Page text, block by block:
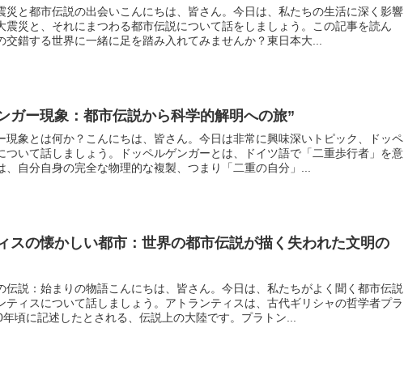
災と都市伝説の出会いこんにちは、皆さん。今日は、私たちの生活に深く影響
震災と、それにまつわる都市伝説について話をしましょう。この記事を読ん
交錯する世界に一緒に足を踏み入れてみませんか？東日本大...
ガー現象：都市伝説から科学的解明への旅”
現象とは何か？こんにちは、皆さん。今日は非常に興味深いトピック、ドッペ
ついて話しましょう。ドッペルゲンガーとは、ドイツ語で「二重歩行者」を意
、自分自身の完全な物理的な複製、つまり「二重の自分」...
スの懐かしい都市：世界の都市伝説が描く失われた文明の
伝説：始まりの物語こんにちは、皆さん。今日は、私たちがよく聞く都市伝説
ティスについて話しましょう。アトランティスは、古代ギリシャの哲学者プラ
年頃に記述したとされる、伝説上の大陸です。プラトン...